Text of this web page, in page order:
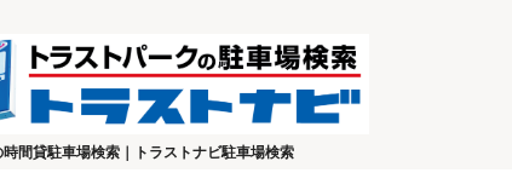
間貸駐車場検索｜トラストナビ駐車場検索